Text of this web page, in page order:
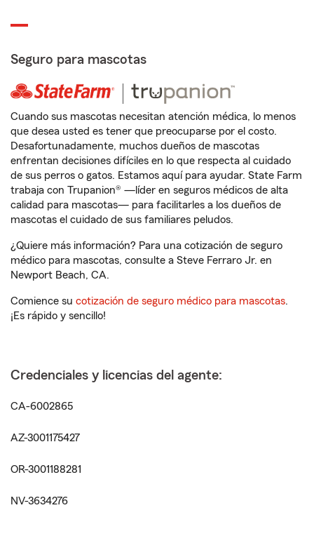
Seguro para mascotas
Cuando sus mascotas necesitan atención médica, lo menos
que desea usted es tener que preocuparse por el costo.
Desafortunadamente, muchos dueños de mascotas
enfrentan decisiones difíciles en lo que respecta al cuidado
de sus perros o gatos. Estamos aquí para ayudar. State Farm
trabaja con Trupanion® —líder en seguros médicos de alta
calidad para mascotas— para facilitarles a los dueños de
mascotas el cuidado de sus familiares peludos.
¿Quiere más información? Para una cotización de seguro
médico para mascotas, consulte a Steve Ferraro Jr. en
Newport Beach, CA.
Comience su cotización de seguro médico para mascotas.
¡Es rápido y sencillo!
Credenciales y licencias del agente:
CA-6002865
AZ-3001175427
OR-3001188281
NV-3634276